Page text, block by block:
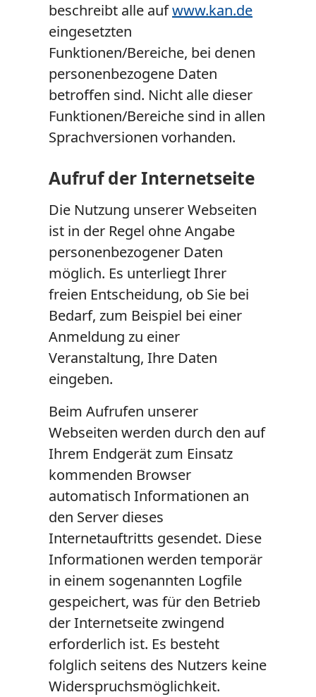
beschreibt alle aufwww.kan.de
eingesetzten
Funktionen/Bereiche, bei denen
personenbezogene Daten
betroffen sind. Nicht alle dieser
Funktionen/Bereiche sind in allen
Sprachversionen vorhanden.
Aufruf der Internetseite
Die Nutzung unserer Webseiten
ist in der Regel ohne Angabe
personenbezogener Daten
möglich. Es unterliegt Ihrer
freien Entscheidung, ob Sie bei
Bedarf, zum Beispiel bei einer
Anmeldung zu einer
Veranstaltung, Ihre Daten
eingeben.
Beim Aufrufen unserer
Webseiten werden durch den auf
Ihrem Endgerät zum Einsatz
kommenden Browser
automatisch Informationen an
den Server dieses
Internetauftritts gesendet. Diese
Informationen werden temporär
in einem sogenannten Logfile
gespeichert, was für den Betrieb
der Internetseite zwingend
erforderlich ist. Es besteht
folglich seitens des Nutzers keine
Widerspruchsmöglichkeit.